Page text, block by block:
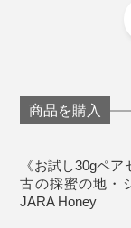
液と蜜でだん
パク質、ビタ
寝る前ひ
い。
天然ハチミ
商品を購入
《お試し30gペ
古の採蜜の地・
JARA Honey